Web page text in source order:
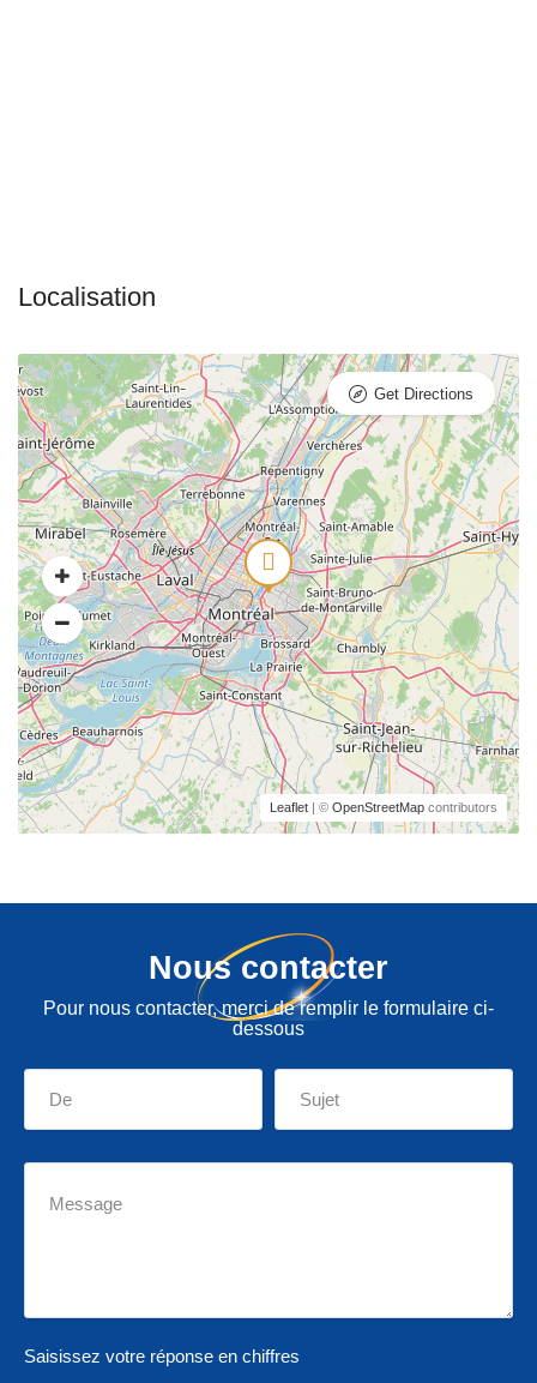
Leaflet | © OpenStreetMap contributors
Get Directions
Nous contacter
Pour nous contacter, merci de remplir le formulaire ci-
dessous
Saisissez votre réponse en chiffres